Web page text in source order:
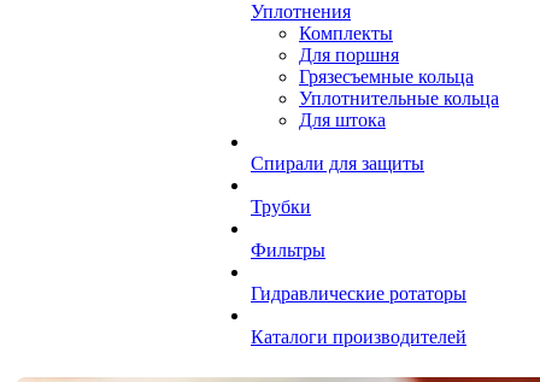
Уплотнения
Комплекты
Для поршня
Грязесъемные кольца
Уплотнительные кольца
Для штока
Спирали для защиты
Трубки
Фильтры
Гидравлические ротаторы
Каталоги производителей